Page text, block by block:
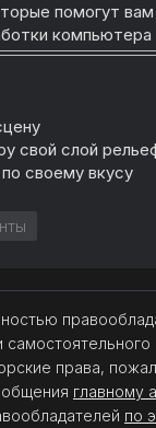
помогут
компьютера
свой слой
своему вкусу
права,
главному
по